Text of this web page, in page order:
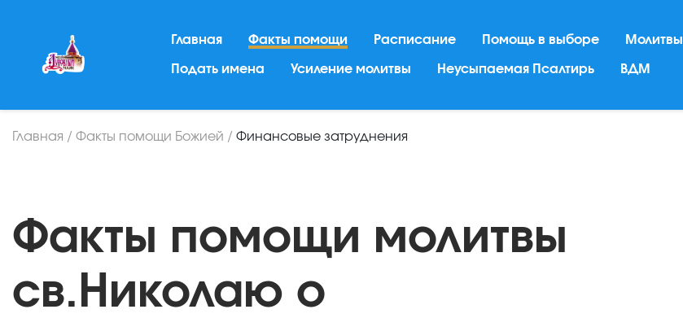
Главная Факты помощи Расписание Помощь в выборе Молитвы
Подать имена Усиление молитвы Неусыпаемая Псалтирь ВДМ
Главная / Факты помощи Божией / Финансовые затруднения
Факты помощи молитвы
св.Николаю о